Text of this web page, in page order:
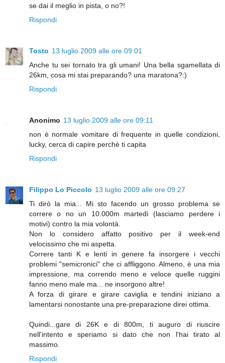
se dai il meglio in pista, o no?!
Rispondi
Tosto 13 luglio 2009 alle ore 09:01
Anche tu sei tornato tra gli umani! Una bella sgamellata di
26km, cosa mi stai preparando? una maratona?:)
Rispondi
Anonimo 13 luglio 2009 alle ore 09:11
non è normale vomitare di frequente in quelle condizioni,
lucky, cerca di capire perchè ti capita
Rispondi
Filippo Lo Piccolo 13 luglio 2009 alle ore 09:27
Ti dirò la mia... Mi sto facendo un grosso problema se
correre o no un 10.000m martedì (lasciamo perdere i
motivi) contro la mia volontà.
Non lo considero affatto positivo per il week-end
velocissimo che mi aspetta.
Correre tanti K e lenti in genere fa insorgere i vecchi
problemi "semicronici" che ci affliggono. Almeno, è una mia
impressione, ma correndo meno e veloce quelle ruggini
fanno meno male ma... ne insorgono altre!
A forza di girare e girare caviglia e tendini iniziano a
lamentarsi nonostante una pre-preparazione direi ottima.
Quindi...gare di 26K e di 800m, ti auguro di riuscire
nell'intento e speriamo si dato che non l'hai tirato al
massimo.
Rispondi